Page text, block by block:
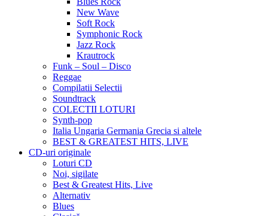
New Wave
Soft Rock
Symphonic Rock
Jazz Rock
Krautrock
Funk – Soul – Disco
Reggae
Compilatii Selectii
Soundtrack
COLECTII LOTURI
Synth-pop
Italia Ungaria Germania Grecia si altele
BEST & GREATEST HITS, LIVE
CD-uri originale
Loturi CD
Noi, sigilate
Best & Greatest Hits, Live
Alternativ
Blues